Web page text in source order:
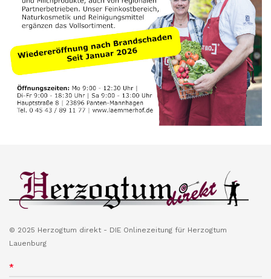
© 2025 Herzogtum direkt - DIE Onlinezeitung für Herzogtum
Lauenburg
*